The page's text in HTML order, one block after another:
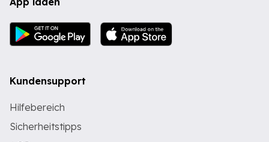
Kundensupport
Hilfebereich
Sicherheitstipps